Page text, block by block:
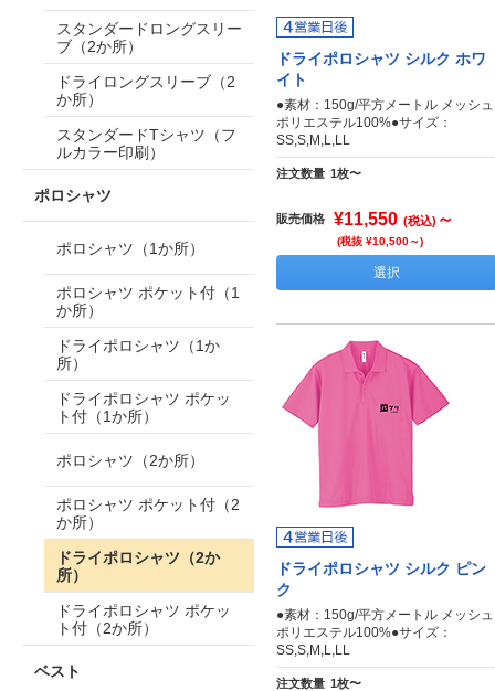
ドライポロシャツ シルク ホワ
イト
●素材：150g/平方メートル メッシュ
ポリエステル100%●サイズ：
SS,S,M,L,LL
注文数量 1枚〜
販売価格 ¥11,550 (税込) ～
(税抜 ¥10,500～)
選択
ドライポロシャツ シルク ピン
ク
●素材：150g/平方メートル メッシュ
ポリエステル100%●サイズ：
SS,S,M,L,LL
注文数量 1枚〜
スタンダードロングスリー
ブ（2か所）
ドライロングスリーブ（2
か所）
スタンダードTシャツ（フ
ルカラー印刷）
ポロシャツ
ポロシャツ（1か所）
ポロシャツ ポケット付（1
か所）
ドライポロシャツ（1か
所）
ドライポロシャツ ポケッ
ト付（1か所）
ポロシャツ（2か所）
ポロシャツ ポケット付（2
か所）
ドライポロシャツ（2か
所）
ドライポロシャツ ポケッ
ト付（2か所）
ベスト